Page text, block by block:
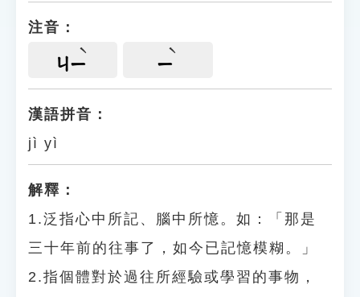
注音：
ㄐㄧ ㄧ
漢語拼音：
jì yì
解釋：
1.泛指心中所記、腦中所憶。如：「那是
三十年前的往事了，如今已記憶模糊。」
2.指個體對於過往所經驗或學習的事物，